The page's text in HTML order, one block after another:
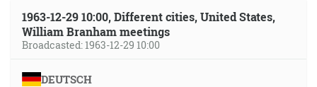
1963-12-29 10:00, Different cities, United States,
William Branham meetings
Broadcasted: 1963-12-29 10:00
DEUTSCH